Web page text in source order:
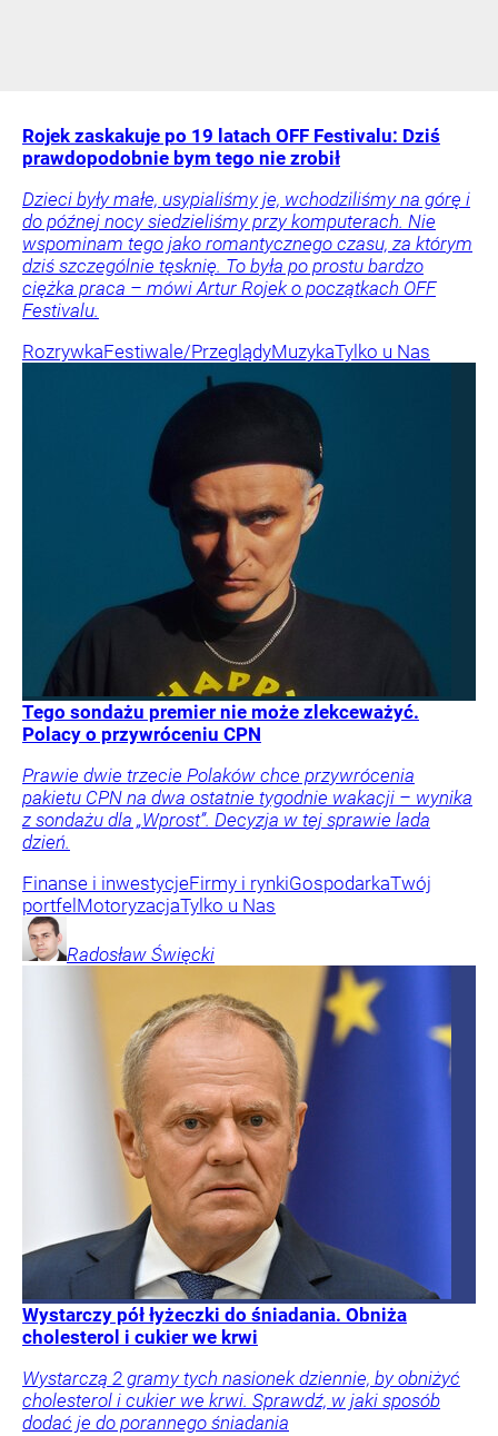
Rojek zaskakuje po 19 latach OFF Festivalu: Dziś
prawdopodobnie bym tego nie zrobił
Dzieci były małe, usypialiśmy je, wchodziliśmy na górę i
do późnej nocy siedzieliśmy przy komputerach. Nie
wspominam tego jako romantycznego czasu, za którym
dziś szczególnie tęsknię. To była po prostu bardzo
ciężka praca – mówi Artur Rojek o początkach OFF
Festivalu.
RozrywkaFestiwale/PrzeglądyMuzykaTylko u Nas
Tego sondażu premier nie może zlekceważyć.
Polacy o przywróceniu CPN
Prawie dwie trzecie Polaków chce przywrócenia
pakietu CPN na dwa ostatnie tygodnie wakacji – wynika
z sondażu dla „Wprost”. Decyzja w tej sprawie lada
dzień.
Finanse i inwestycjeFirmy i rynkiGospodarkaTwój
portfel MotoryzacjaTylko u Nas
Radosław Święcki
Wystarczy pół łyżeczki do śniadania. Obniża
cholesterol i cukier we krwi
Wystarczą 2 gramy tych nasionek dziennie, by obniżyć
cholesterol i cukier we krwi. Sprawdź, w jaki sposób
dodać je do porannego śniadania